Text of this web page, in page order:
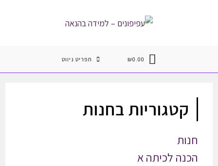
₪0.00 תפריט ניווט
קטגוריות בחנות
חנות
הכנה לכיתה א